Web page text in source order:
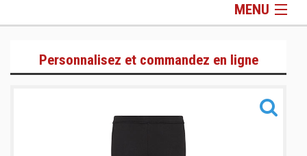
MENU
Gamme Training
Informations
Personnalisez et commandez en ligne